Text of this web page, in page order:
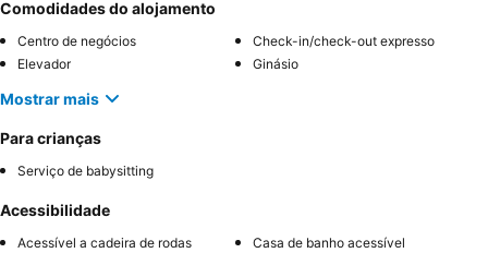
Comodidades do alojamento
Centro de negócios
Check-in/check-out expresso
Elevador
Ginásio
Mostrar mais
Para crianças
Serviço de babysitting
Acessibilidade
Acessível a cadeira de rodas
Casa de banho acessível